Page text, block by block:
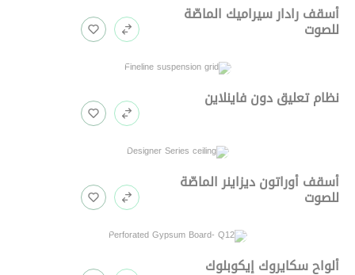
أسقف رادار سيراميك الماصّة
للصوت
نظام تعليق دون فاينلاين
أسقف أوراتون ديزاينر الماصّة
للصوت
ألواح سكايروك إيكوبلوك